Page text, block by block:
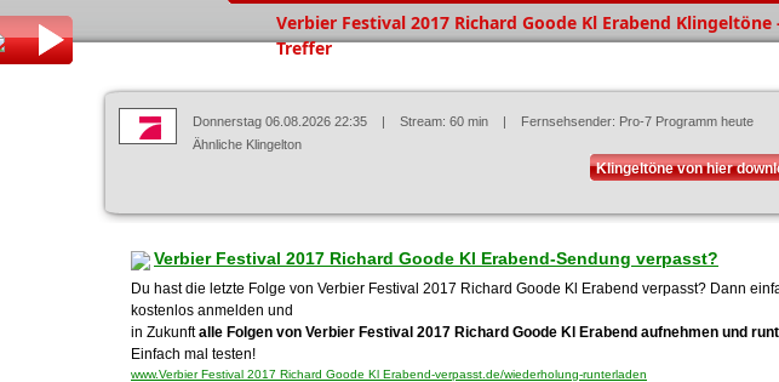
Verbier Festival 2017 Richard Goode Kl Erabend Klingeltöne
Treffer
Donnerstag 06.08.2026 22:35 | Stream: 60 min | Fernsehsender: Pro-7 Programm heute
Ähnliche Klingelton
Klingeltöne von hier
Verbier Festival 2017 Richard Goode Kl Erabend-Sendung verpasst?
Du hast die letzte Folge von Verbier Festival 2017 Richard Goode Kl Erabend verpasst? Dann
kostenlos anmelden und
in Zukunftalle Folgen von Verbier Festival 2017 Richard Goode Kl Erabend aufnehmen und
Einfach mal testen!
www.Verbier Festival 2017 Richard Goode Kl Erabend-verpasst.de/wiederholung-runterladen